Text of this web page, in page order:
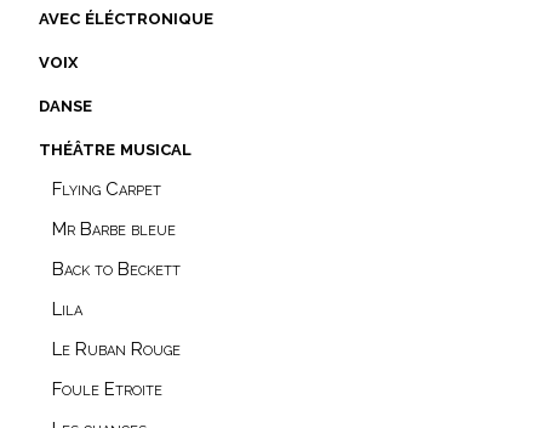
théâtre musical
Foule Etroite
Le Ruban Rouge
Lila
Back to Beckett
Mr Barbe bleue
Flying Carpet
danse
voix
avec éléctronique